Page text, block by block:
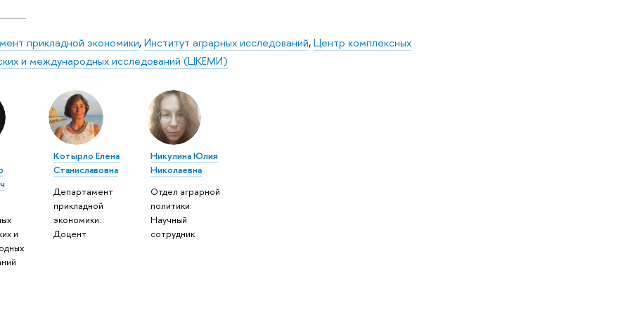
прикладной экономики,Институт аграрных исследований,Центр комплексных
и международных исследований (ЦКЕМИ)
и
Котырло Елена
Станиславовна
Департамент
прикладной
экономики:
Доцент
Никулина Юлия
Николаевна
Отдел аграрной
политики:
Научный
сотрудник